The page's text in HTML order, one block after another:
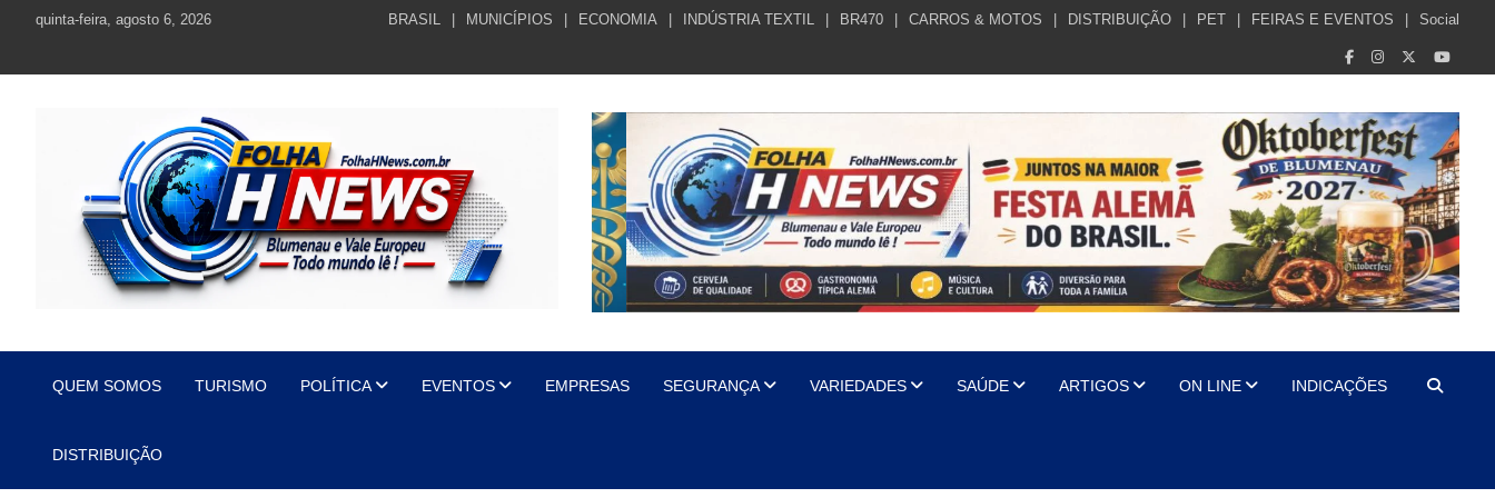
quinta-feira, agosto 6, 2026 BRASIL MUNICÍPIOS ECONOMIA INDÚSTRIA TEXTIL BR470 CARROS & MOTOS DISTRIBUIÇÃO PET FEIRAS E EVENTOS Social
QUEM SOMOS TURISMO POLÍTICA EVENTOS EMPRESAS SEGURANÇA VARIEDADES SAÚDE ARTIGOS ON LINE INDICAÇÕES
DISTRIBUIÇÃO